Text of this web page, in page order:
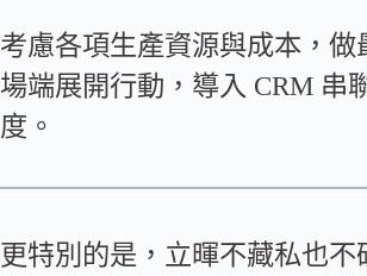
考慮各項生產資源與成本，
場端展開行動，導入 CRM 串
度。
更特別的是，立暉不藏私也